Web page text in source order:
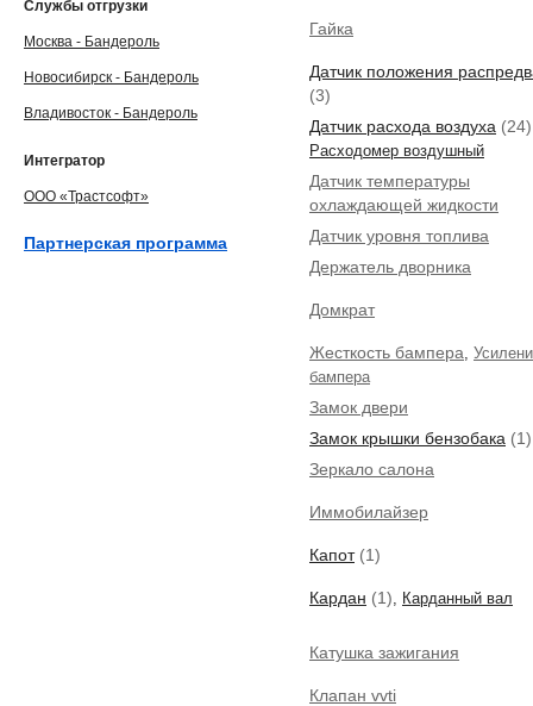
Гайка
Датчик положения
(3)
Датчик расхода воздуха (24)
Расходомер воздушный
Датчик температуры
охлаждающей жидкости
Датчик уровня топлива
Держатель дворника
Домкрат
Жесткость бампера,
бампера
Замок двери
Замок крышки бензобака (1)
Зеркало салона
Иммобилайзер
Капот(1)
Кардан (1), Карданный вал
Катушка зажигания
Клапан vvti
Службы отгрузки
Москва - Бандероль
Новосибирск - Бандероль
Владивосток - Бандероль
Интегратор
ООО «Трастсофт»
Партнерская программа